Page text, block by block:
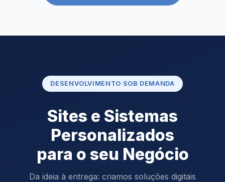
DESENVOLVIMENTO SOB DEMANDA
Sites e Sistemas
Personalizados
para o seu Negócio
Da ideia à entrega: criamos soluções digitais